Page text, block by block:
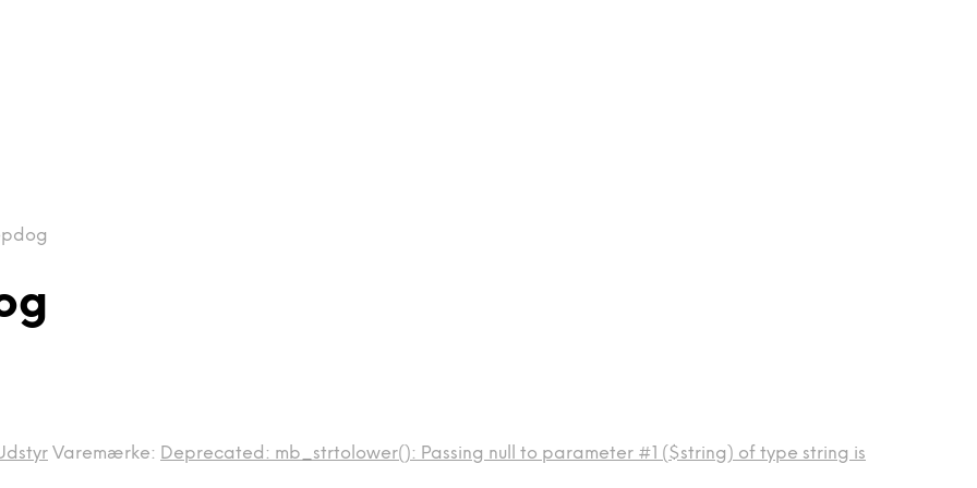
Varemærke: Deprecated: mb_strtolower(): Passing null to parameter #1 ($string) of type string is